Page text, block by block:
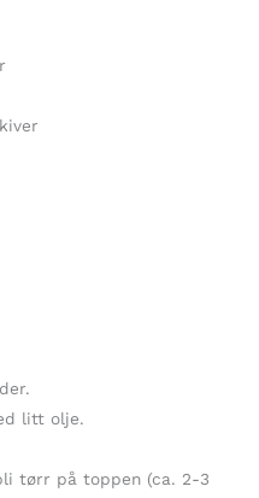
litt olje.
tørr på toppen (ca. 2-3